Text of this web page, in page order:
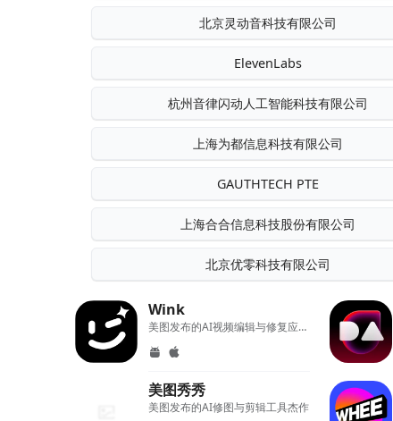
北京灵动音科技有限公司
ElevenLabs
杭州音律闪动人工智能科技有限公司
上海为都信息科技有限公司
GAUTHTECH PTE
上海合合信息科技股份有限公司
北京优零科技有限公司
Wink
美图发布的AI视频编辑与修复应用程序
美图秀秀
美图发布的AI修图与剪辑工具杰作